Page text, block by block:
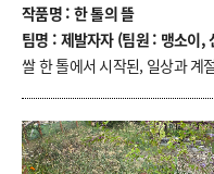
작품명 : 한 톨의 뜰
팀명 : 제발자자 (팀원 : 맹소이,
쌀 한 톨에서 시작된, 일상과 계